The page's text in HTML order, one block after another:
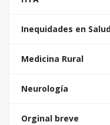
Inequidades en
Medicina Rural
Neurología
Orginal breve